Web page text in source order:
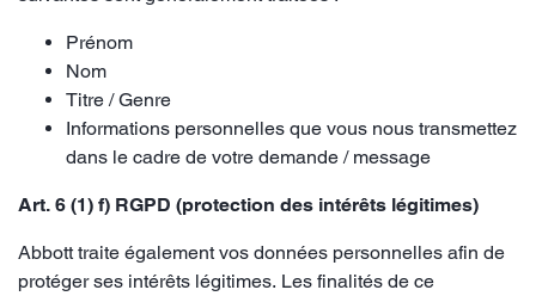
Prénom
Nom
Titre / Genre
Informations personnelles que vous nous transmettez
dans le cadre de votre demande / message
Art. 6 (1) f) RGPD (protection des intérêts légitimes)
Abbott traite également vos données personnelles afin de
protéger ses intérêts légitimes. Les finalités de ce